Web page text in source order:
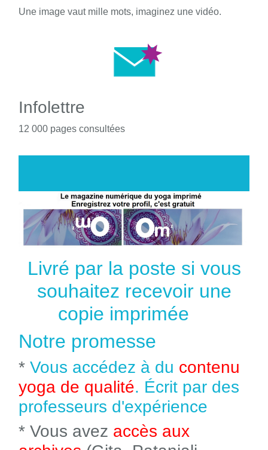
Une image vaut mille mots, imaginez une vidéo.
Infolettre
12 000 pages consultées
Livré par la poste si vous
souhaitez recevoir une
copie imprimée
Notre promesse
* Vous accédez à du contenu
yoga de qualité. Écrit par des
professeurs d'expérience
* Vous avez accès aux